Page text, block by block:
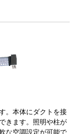
。本体にダクトを接
きます。照明や柱が
な空調設定が可能で